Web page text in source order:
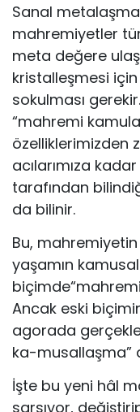
Sanal
mahremiyetler
meta değere
kristalleşmesi
sokulması
“mahremi
özelliklerimizden
acılarımıza
tarafından
da bilinir.
Bu, mahremiyetin
yaşamın
Ancak eski
agorada
ka-musallaşma”
İşte bu yeni hâl
sarsıyor,